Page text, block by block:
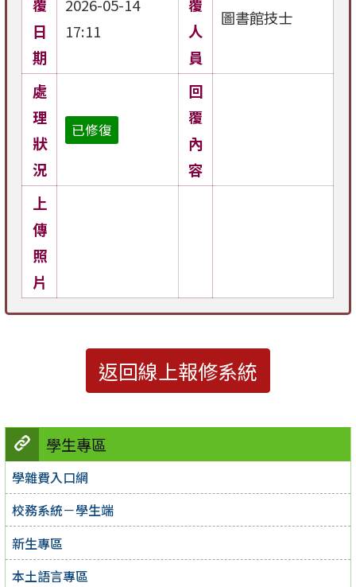
學生專區
學雜費入口網
校務系統－學生端
新生專區
本土語言專區
覆
日
期
2026-05-14
17:11
覆
人
員
圖書館技士
處
理
狀
況
已修復
回
覆
內
容
上
傳
照
片
返回線上報修系統